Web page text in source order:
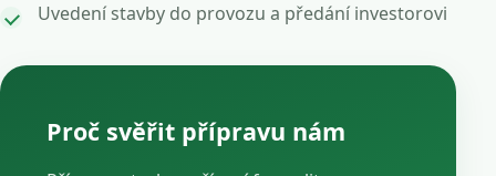
Uvedení stavby do provozu a předání investorovi
Proč svěřit přípravu nám